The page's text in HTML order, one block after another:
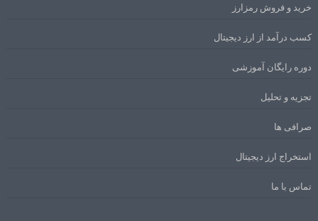
خرید و فروش رمزارز
کسب درآمد از ارز دیجیتال
دوره رایگان آموزشی
تجزیه و تحلیل
صرافی ها
استخراج ارز دیجیتال
تماس با ما